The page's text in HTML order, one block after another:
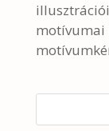
motívumai